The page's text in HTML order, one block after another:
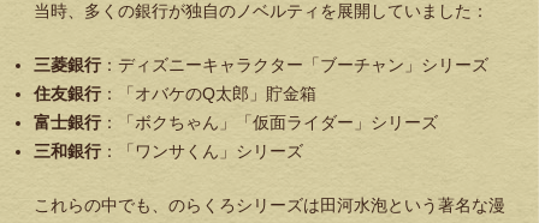
当時、多くの銀行が独自のノベルティを展開していました：
三菱銀行：ディズニーキャラクター「ブーチャン」シリーズ
住友銀行 ：「オバケのQ太郎」貯金箱
富士銀行：「ボクちゃん」「仮面ライダー」シリーズ
三和銀行 ：「ワンサくん」シリーズ
これらの中でも、のらくろシリーズは田河水泡という著名な漫